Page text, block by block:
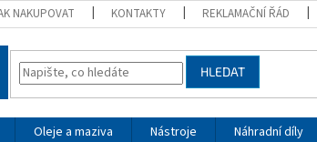
NAKUPOVAT KONTAKTY REKLAMAČNÍ ŘÁD
HLEDAT
Oleje a maziva Nástroje Náhradní díly